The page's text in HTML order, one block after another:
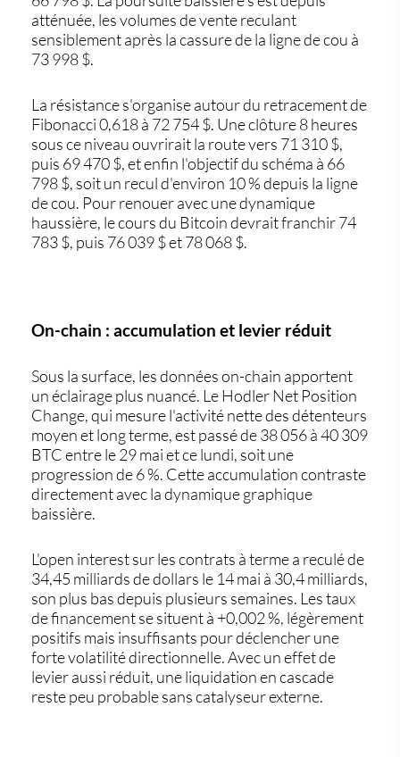
atténuée, les volumes de vente reculant
sensiblement après la cassure de la ligne de cou à
73 998 $.
La résistance s'organise autour du retracement de
Fibonacci 0,618 à 72 754 $. Une clôture 8 heures
sous ce niveau ouvrirait la route vers 71 310 $,
puis 69 470 $, et enfin l'objectif du schéma à 66
798 $, soit un recul d'environ 10 % depuis la ligne
de cou. Pour renouer avec une dynamique
haussière, le cours du Bitcoin devrait franchir 74
783 $, puis 76 039 $ et 78 068 $.
On-chain : accumulation et levier réduit
Sous la surface, les données on-chain apportent
un éclairage plus nuancé. Le Hodler Net Position
Change, qui mesure l'activité nette des détenteurs
moyen et long terme, est passé de 38 056 à 40 309
BTC entre le 29 mai et ce lundi, soit une
progression de 6 %. Cette accumulation contraste
directement avec la dynamique graphique
baissière.
L'open interest sur les contrats à terme a reculé de
34,45 milliards de dollars le 14 mai à 30,4 milliards,
son plus bas depuis plusieurs semaines. Les taux
de financement se situent à +0,002 %, légèrement
positifs mais insuffisants pour déclencher une
forte volatilité directionnelle. Avec un effet de
levier aussi réduit, une liquidation en cascade
reste peu probable sans catalyseur externe.